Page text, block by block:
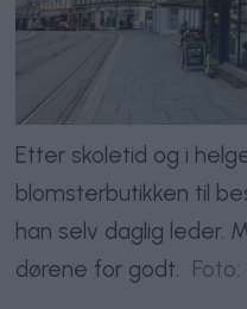
Etter skoletid og i
blomsterbutikken til
han selv daglig leder.
dørene for godt.